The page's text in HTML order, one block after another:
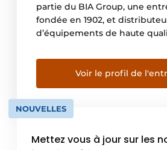
partie du BIA Group, une
fondée en 1902, et
d’équipements de haute
démolition, l’industrie, le
production d’électricité. Le
actif au Benelux et dans plus
africains et compte plus de […]
Voir le profil de
NOUVELLES
Mettez vous à jour sur les